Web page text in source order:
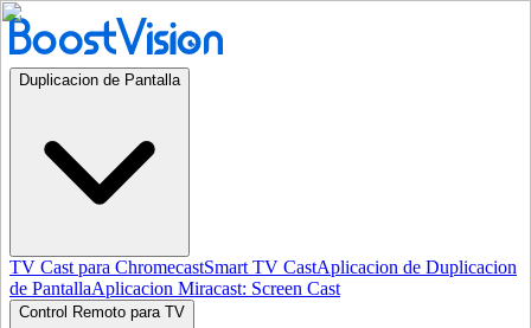
Duplicacion de Pantalla
TV Cast para ChromecastSmart TV CastAplicacion de Duplicacion
de PantallaAplicacion Miracast: Screen Cast
Control Remoto para TV